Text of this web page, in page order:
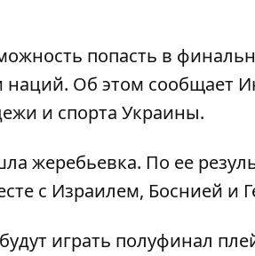
попасть в
наций. Об этом сообщает
и спорта Украины.
жеребьевка. По ее
с Израилем, Боснией и
играть полуфинал